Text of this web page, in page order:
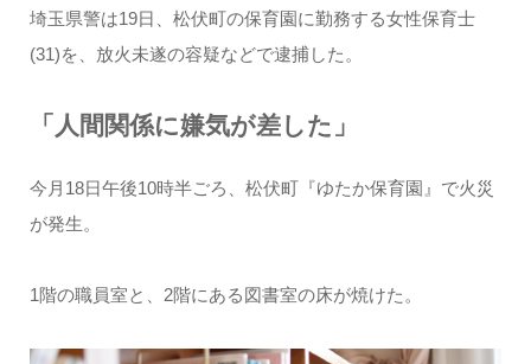
埼玉県警は19日、松伏町の保育園に勤務する女性保育士
(31)を、放火未遂の容疑などで逮捕した。
「人間関係に嫌気が差した」
今月18日午後10時半ごろ、松伏町『ゆたか保育園』で火災
が発生。
1階の職員室と、2階にある図書室の床が焼けた。